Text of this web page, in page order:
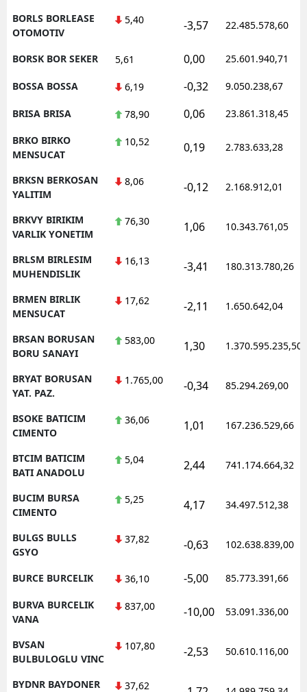
BORLS BORLEASE
OTOMOTIV
5,40 -3,57 22.485.578,60
BORSK BOR SEKER 5,61 0,00 25.601.940,71
BOSSA BOSSA 6,19 -0,32 9.050.238,67
BRISA BRISA 78,90 0,06 23.861.318,45
BRKO BIRKO
MENSUCAT
10,52 0,19 2.783.633,28
BRKSN BERKOSAN
YALITIM
8,06 -0,12 2.168.912,01
BRKVY BIRIKIM
VARLIK YONETIM
76,30 1,06 10.343.761,05
BRLSM BIRLESIM
MUHENDISLIK
16,13 -3,41 180.313.780,26
BRMEN BIRLIK
MENSUCAT
17,62 -2,11 1.650.642,04
BRSAN BORUSAN
BORU SANAYI
583,00 1,30 1.370.595.235,50
BRYAT BORUSAN
YAT. PAZ.
1.765,00 -0,34 85.294.269,00
BSOKE BATICIM
CIMENTO
36,06 1,01 167.236.529,66
BTCIM BATICIM
BATI ANADOLU
5,04 2,44 741.174.664,32
BUCIM BURSA
CIMENTO
5,25 4,17 34.497.512,38
BULGS BULLS
GSYO
37,82 -0,63 102.638.839,00
BURCE BURCELIK 36,10 -5,00 85.773.391,66
BURVA BURCELIK
VANA
837,00 -10,00 53.091.336,00
BVSAN
BULBULOGLU VINC
107,80 -2,53 50.610.116,00
BYDNR BAYDONER
37,62